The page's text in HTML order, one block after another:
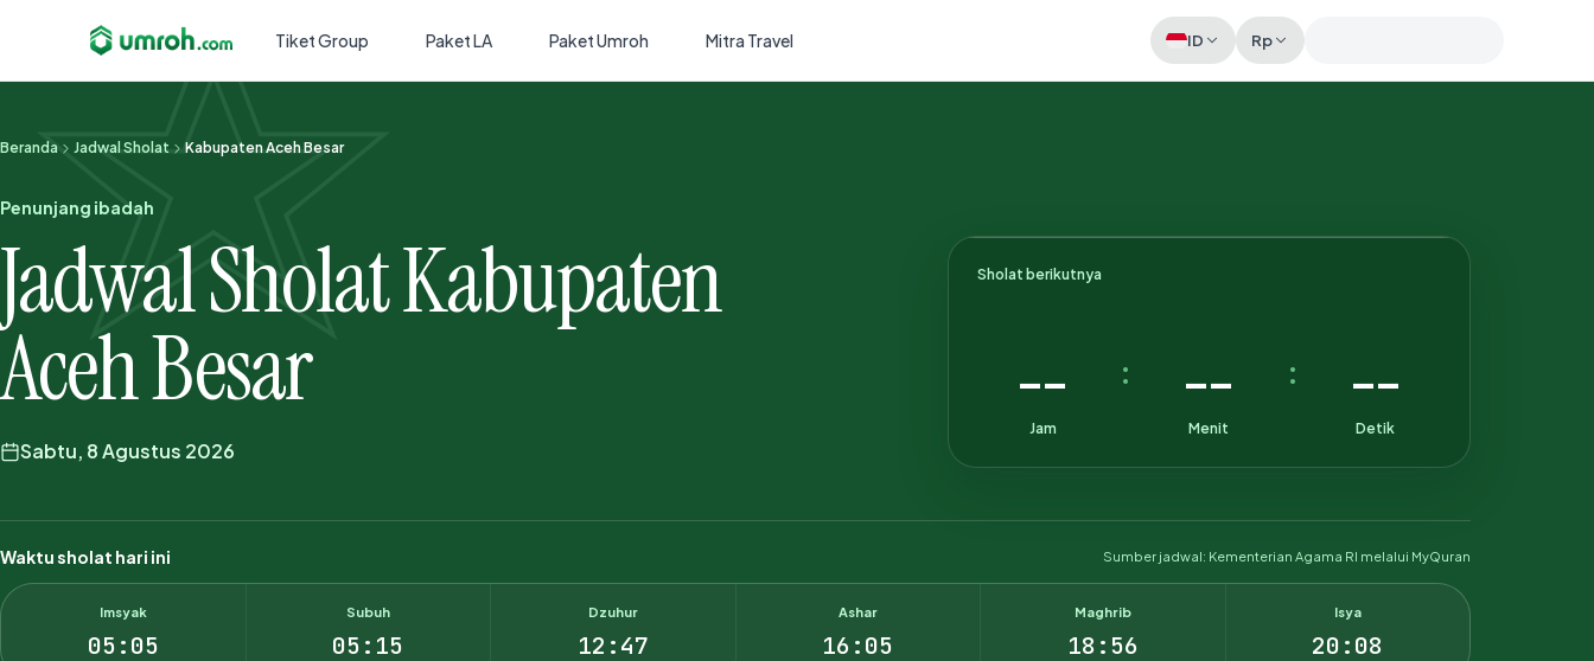
Tiket Group Paket LA Paket Umroh Mitra Travel ID Rp
Memeriksa sesi akun
Beranda Jadwal Sholat Kabupaten Aceh Besar
Penunjang ibadah
Jadwal Sholat Kabupaten
Aceh Besar
Sabtu, 8 Agustus 2026
Sholat berikutnya
--
Jam
: --
Menit
: --
Detik
Waktu sholat hari ini Sumber jadwal: Kementerian Agama RI melalui MyQuran
Imsyak
05:05
Subuh
05:15
Dzuhur
12:47
Ashar
16:05
Maghrib
18:56
Isya
20:08